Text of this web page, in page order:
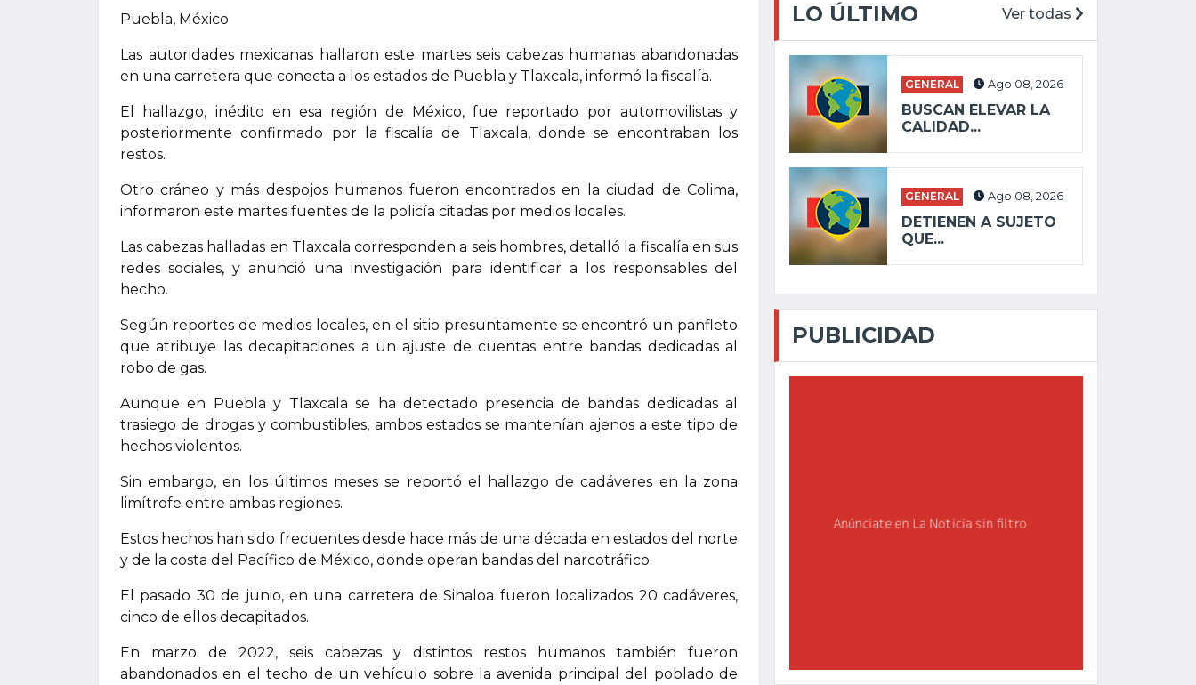
Puebla, México
Las autoridades mexicanas hallaron este martes seis cabezas humanas abandonadas
en una carretera que conecta a los estados de Puebla y Tlaxcala, informó la fiscalía.
El hallazgo, inédito en esa región de México, fue reportado por automovilistas y
posteriormente confirmado por la fiscalía de Tlaxcala, donde se encontraban los
restos.
Otro cráneo y más despojos humanos fueron encontrados en la ciudad de Colima,
informaron este martes fuentes de la policía citadas por medios locales.
Las cabezas halladas en Tlaxcala corresponden a seis hombres, detalló la fiscalía en sus
redes sociales, y anunció una investigación para identificar a los responsables del
hecho.
Según reportes de medios locales, en el sitio presuntamente se encontró un panfleto
que atribuye las decapitaciones a un ajuste de cuentas entre bandas dedicadas al
robo de gas.
Aunque en Puebla y Tlaxcala se ha detectado presencia de bandas dedicadas al
trasiego de drogas y combustibles, ambos estados se mantenían ajenos a este tipo de
hechos violentos.
Sin embargo, en los últimos meses se reportó el hallazgo de cadáveres en la zona
limítrofe entre ambas regiones.
Estos hechos han sido frecuentes desde hace más de una década en estados del norte
y de la costa del Pacífico de México, donde operan bandas del narcotráfico.
El pasado 30 de junio, en una carretera de Sinaloa fueron localizados 20 cadáveres,
cinco de ellos decapitados.
En marzo de 2022, seis cabezas y distintos restos humanos también fueron
abandonados en el techo de un vehículo sobre la avenida principal del poblado de
LO ÚLTIMO Ver todas
GENERAL Ago 08, 2026
BUSCAN ELEVAR LA
CALIDAD...
GENERAL Ago 08, 2026
DETIENEN A SUJETO
QUE...
PUBLICIDAD